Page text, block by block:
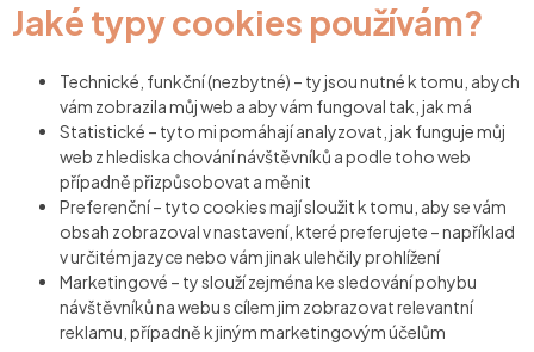
Jaké typy cookies používám?
Technické, funkční (nezbytné) – ty jsou nutné k tomu, abych
vám zobrazila můj web a aby vám fungoval tak, jak má
Statistické – tyto mi pomáhají analyzovat, jak funguje můj
web z hlediska chování návštěvníků a podle toho web
případně přizpůsobovat a měnit
Preferenční– tyto cookies mají sloužit k tomu, aby se vám
obsah zobrazoval v nastavení, které preferujete – například
v určitém jazyce nebo vám jinak ulehčily prohlížení
Marketingové – ty slouží zejména ke sledování pohybu
návštěvníků na webu s cílem jim zobrazovat relevantní
reklamu, případně k jiným marketingovým účelům